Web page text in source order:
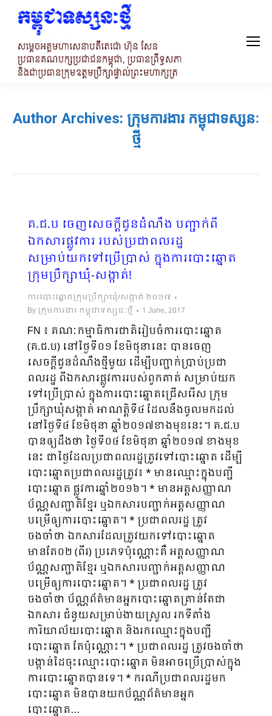
Author Archives: ក្រុមការងារ កម្ពុជាទស្សនៈ
ថ្មី
គ.ជ.ប ចេញសេចក្តីជូនដំណឹង បញ្ជាក់ពី
ឯកសារផ្លូវការ របស់ប្រជាពលរដ្ឋ
សម្រាប់យកទៅប្រើប្រាស់ ក្នុងការបោះឆ្នោត
ក្រុមប្រឹក្សាឃុំ-សង្កាត់!
ការបោះឆ្នោតក្រុមប្រឹក្សាឃុំ/សង្កាត់ ២០១៧
By ក្រុមការងារ កម្ពុជាទស្សនៈថ្មី 1 June, 2017
FN ៖ គណៈកម្មាធិការជាតិរៀបចំការបោះឆ្នោត
(គ.ជ.ប) នៅថ្ងៃទី០១ ខែមិថុនានេះ បានចេញ
សេចក្តីជូនដំណឹងថ្មីមួយ ដើម្បីបញ្ជាក់ប្រាប់ប្រជា
ពលរដ្ឋ ពីឯកសារផ្លូវការរបស់ពួកគាត់ សម្រាប់យក
ទៅប្រើប្រាស់ ក្នុងការបោះឆ្នោតជ្រើសរើស ក្រុម
ប្រឹក្សាឃុំសង្កាត់ អាណត្តិទី៤ ដែលនឹងចូលមកដល់
នៅថ្ងៃទី៤ ខែមិថុនា ឆ្នាំ២០១៧ខាងមុខនេះ។ គ.ជ.ប
បានឲ្យដឹងថា ថ្ងៃទី០៤ ខែមិថុនា ឆ្នាំ២០១៧ ខាងមុខ
នេះ ជាថ្ងៃដែលប្រជាពលរដ្ឋត្រូវទៅបោះឆ្នោត ដើម្បី
បោះឆ្នោតប្រជាពលរដ្ឋត្រូវ៖ * មានឈ្មោះក្នុងបញ្ជី
បោះឆ្នោត ផ្លូវការឆ្នាំ២០១៦។ * មានអត្តសញ្ញាណ
ប័ណ្ណសញ្ជាតិខ្មែរ ឬឯកសារបញ្ជាក់អត្តសញ្ញាណ
បម្រើឲ្យការបោះឆ្នោត។ * ប្រជាពលរដ្ឋ ត្រូវ
ចងចាំថា ឯកសារដែលត្រូវយកទៅបោះឆ្នោត
មានតែ០២ (ពីរ) ប្រភេទប៉ុណ្ណោះគឺ អត្តសញ្ញាណ
ប័ណ្ណសញ្ជាតិខ្មែរ ឬឯកសារបញ្ជាក់អត្តសញ្ញាណ
បម្រើឲ្យការបោះឆ្នោត។ * ប្រជាពលរដ្ឋ ត្រូវ
ចងចាំថា ប័ណ្ណព័ត៌មានអ្នកបោះឆ្នោតគ្រាន់តែជា
ឯកសារ ជំនួយសម្រាប់ងាយស្រួល រកទីតាំង
ការិយាល័យបោះ​ឆ្នោត និងរកឈ្មោះក្នុងបញ្ជី
បោះឆ្នោត តែប៉ុណ្ណោះ។ * ប្រជាពលរដ្ឋ ត្រូវចងចាំថា
បង្កាន់ដៃចុះឈ្មោះបោះឆ្នោត មិនអាចប្រើប្រាស់ក្នុង
ការបោះឆ្នោតបានទេ។ * ករណីប្រជាពលរដ្ឋមក
បោះឆ្នោត មិនបានយកប័ណ្ណព័ត៌មានអ្នក
បោះឆ្នោត…